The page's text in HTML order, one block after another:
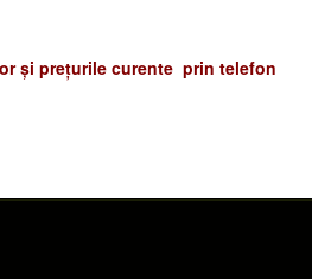
și prețurile curente prin telefon